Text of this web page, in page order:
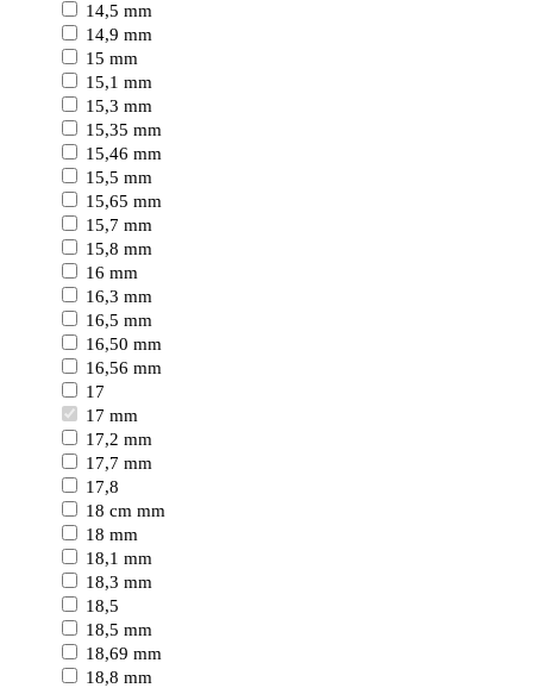
14,5 mm
14,9 mm
15 mm
15,1 mm
15,3 mm
15,35 mm
15,46 mm
15,5 mm
15,65 mm
15,7 mm
15,8 mm
16 mm
16,3 mm
16,5 mm
16,50 mm
16,56 mm
17
17 mm
17,2 mm
17,7 mm
17,8
18 cm mm
18 mm
18,1 mm
18,3 mm
18,5
18,5 mm
18,69 mm
18,8 mm